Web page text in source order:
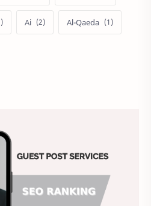
Ai Al-Qaeda
Ảnh nền đẹp
Antarctic